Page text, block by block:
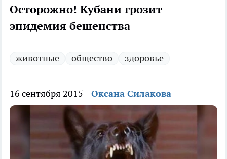
Осторожно! Кубани грозит
эпидемия бешенства
животные общество здоровье
16 сентября 2015 Оксана Силакова